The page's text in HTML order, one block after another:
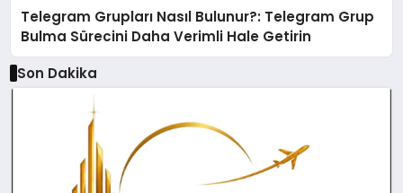
Telegram Grupları Nasıl Bulunur?: Telegram Grup
Bulma Sürecini Daha Verimli Hale Getirin
Son Dakika